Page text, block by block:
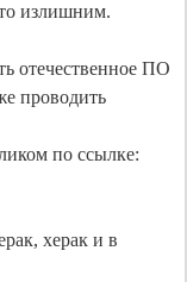
излишним.
отечественное ПО
проводить
по ссылке:
херак и в